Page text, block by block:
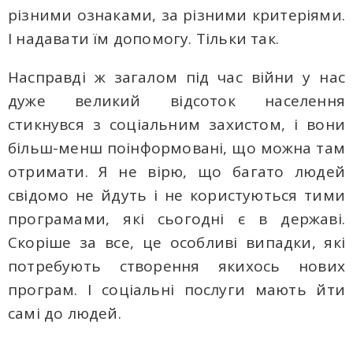
різними ознаками, за різними критеріями.
І надавати їм допомогу. Тільки так.
Насправді ж загалом під час війни у нас
дуже великий відсоток населення
стикнувся з соціальним захистом, і вони
більш-менш поінформовані, що можна там
отримати. Я не вірю, що багато людей
свідомо не йдуть і не користуються тими
програмами, які сьогодні є в державі.
Скоріше за все, це особливі випадки, які
потребують створення якихось нових
програм. І соціальні послуги мають йти
самі до людей.